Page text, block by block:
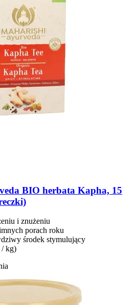
BIO herbata Kapha, 15
i znużeniu
porach roku
środek stymulujący
/ kg)